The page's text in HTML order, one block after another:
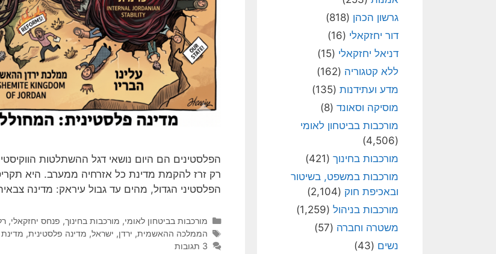
הפלסטינים הם היום נושאי דגל ההשתלטות
רק זרז להקמת מדינת כל אזרחיה ממערב. היא
הפלסטיני הגדול, מהים עד גבול עיראק: מדינה
קטגוריות
מורכבות בביטחון לאומי, מורכבות בחינוך, פנחס יחזקאלי,
תגיות
הממלכה ההאשמית, ירדן, ישראל, מדינה פלסטינית,
3 תגובות
גרשון הכהן (818)
דור יחזקאלי (16)
דניאל יחזקאלי (15)
ללא קטגוריה (162)
מדע ועתידנות (135)
מוסיקה וסאונד (8)
מורכבות בביטחון לאומי
(4,506)
מורכבות בחינוך (421)
מורכבות במשפט, בשיטור
ובאכיפת חוק (2,104)
מורכבות בניהול (1,259)
משטרה וחברה (57)
נשים (43)